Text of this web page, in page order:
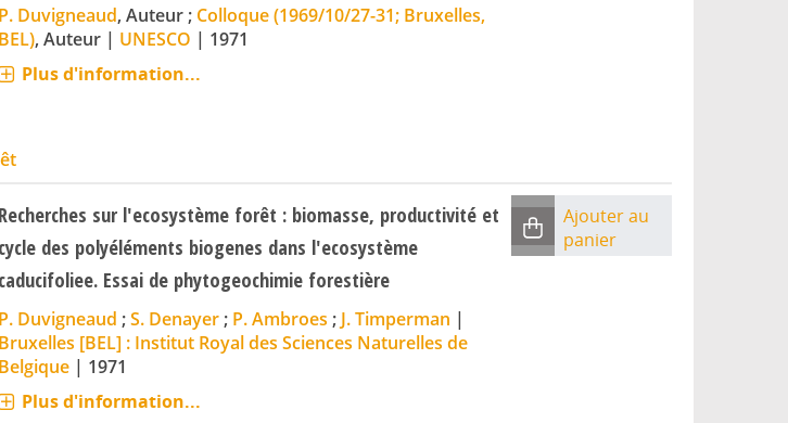
P. Duvigneaud, Auteur ; Colloque (1969/10/27-31; Bruxelles,
BEL), Auteur | UNESCO | 1971
Plus d'information...
Recherches sur l'ecosystème forêt : biomasse, productivité et
cycle des polyéléments biogenes dans l'ecosystème
caducifoliee. Essai de phytogeochimie forestière
P. Duvigneaud ;S. Denayer; P. Ambroes ; J. Timperman |
Bruxelles [BEL] : Institut Royal des Sciences Naturelles de
Belgique| 1971
Plus d'information...
Ajouter au
panier